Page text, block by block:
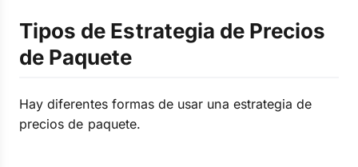
Tipos de Estrategia de Precios
de Paquete
Hay diferentes formas de usar una estrategia de
precios de paquete.